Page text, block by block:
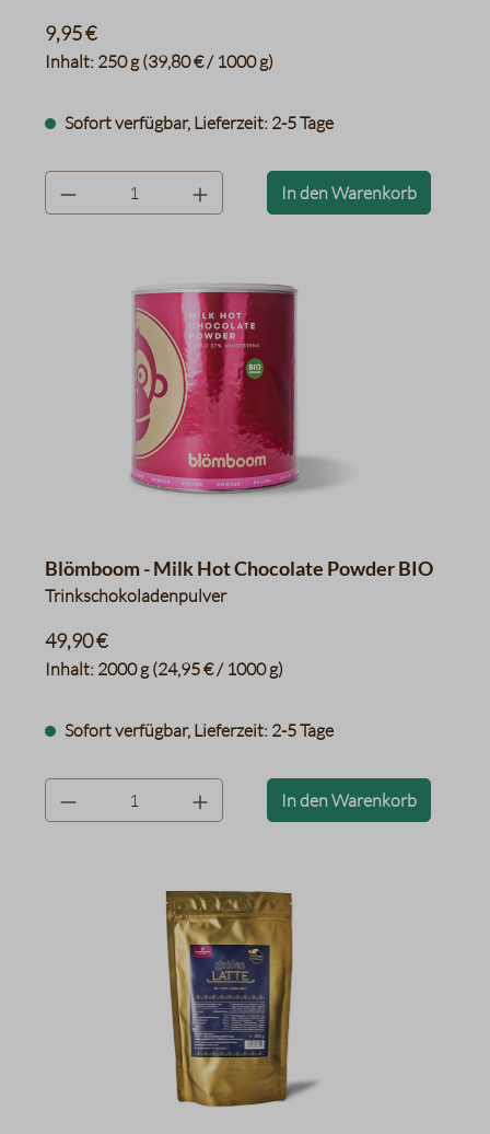
Inhalt: 250 g(39,80 € / 1000 g)
9,95 €
Sofort verfügbar, Lieferzeit: 2-5 Tage
product.quantityLabel In den Warenkorb
Blömboom - Milk Hot Chocolate Powder BIO
Trinkschokoladenpulver
Inhalt: 2000 g(24,95 € / 1000 g)
49,90 €
Sofort verfügbar, Lieferzeit: 2-5 Tage
product.quantityLabel In den Warenkorb